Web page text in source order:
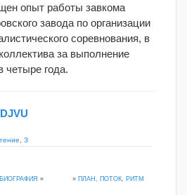
опыт работы завкома
завода по организации
соревнования, в
за выполнение
четыре года.
DJVU
З
« » ПЛАН, ПОТОК, РИТМ